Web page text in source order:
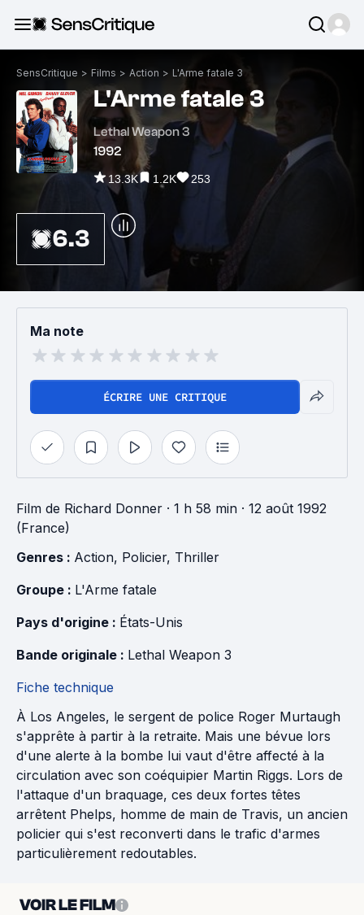
SensCritique > Films > Action > L'Arme fatale 3
L'Arme fatale 3
Lethal Weapon 3
1992
13.3K 1.2K 253
6.3
Ma note
ÉCRIRE UNE CRITIQUE
Film de Richard Donner · 1 h 58 min · 12 août 1992
(France)
Genres : Action, Policier, Thriller
Groupe : L'Arme fatale
Pays d'origine : États-Unis
Bande originale : Lethal Weapon 3
Fiche technique
À Los Angeles, le sergent de police Roger Murtaugh
s'apprête à partir à la retraite. Mais une bévue lors
d'une alerte à la bombe lui vaut d'être affecté à la
circulation avec son coéquipier Martin Riggs. Lors de
l'attaque d'un braquage, ces deux fortes têtes
arrêtent Phelps, homme de main de Travis, un ancien
policier qui s'est reconverti dans le trafic d'armes
particulièrement redoutables.
VOIR LE FILM